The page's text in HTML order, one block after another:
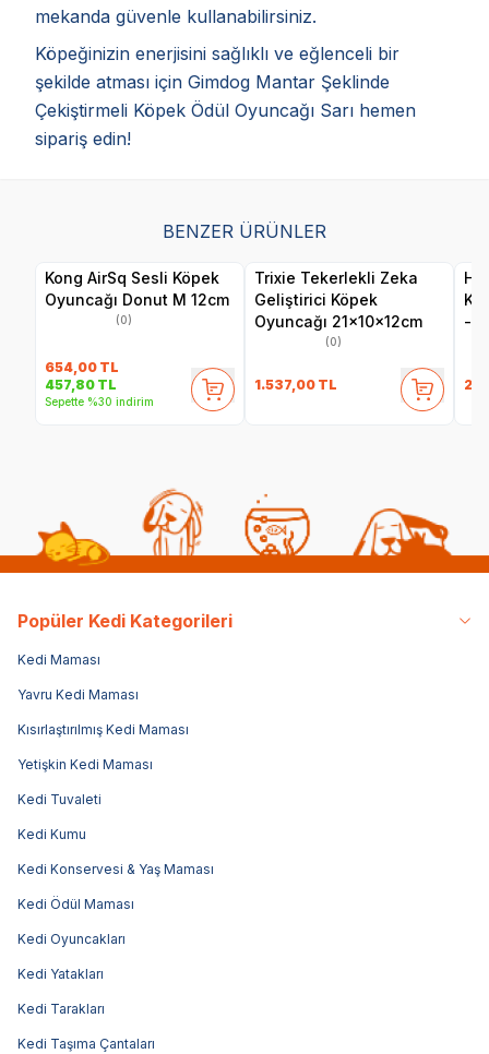
mekanda güvenle kullanabilirsiniz.
Köpeğinizin enerjisini sağlıklı ve eğlenceli bir
şekilde atması için Gimdog Mantar Şeklinde
Çekiştirmeli Köpek Ödül Oyuncağı Sarı hemen
sipariş edin!
BENZER ÜRÜNLER
Kong AirSq Sesli Köpek
Oyuncağı Donut M 12cm
(0)
654,00 TL
457,80 TL
Sepette %30 indirim
Trixie Tekerlekli Zeka
Geliştirici Köpek
Oyuncağı 21x10x12cm
(0)
1.537,00 TL
-
Popüler Kedi Kategorileri
Kedi Maması
Yavru Kedi Maması
Kısırlaştırılmış Kedi Maması
Yetişkin Kedi Maması
Kedi Tuvaleti
Kedi Kumu
Kedi Konservesi & Yaş Maması
Kedi Ödül Maması
Kedi Oyuncakları
Kedi Yatakları
Kedi Tarakları
Kedi Taşıma Çantaları